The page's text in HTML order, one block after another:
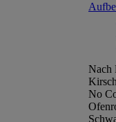
Nach
No